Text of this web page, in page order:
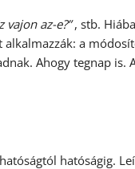
vajon az-e?”, stb.
a
Ahogy tegnap is.
hatóságig.